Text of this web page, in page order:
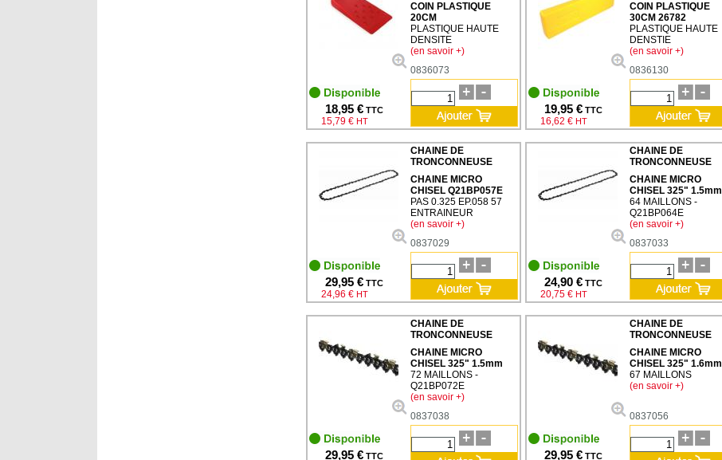
18,95 € TTC
15,79 € HT
COIN PLASTIQUE
20CM
PLASTIQUE HAUTE
DENSITE
(en savoir +)
0836073
19,95 € TTC
16,62 € HT
COIN PLASTIQUE
30CM 26782
PLASTIQUE HAUTE
DENSTIE
(en savoir +)
0836130
29,95 € TTC
24,96 € HT
CHAINE DE
TRONCONNEUSE
CHAINE MICRO
CHISEL Q21BP057E
PAS 0.325 EP.058 57
ENTRAINEUR
(en savoir +)
0837029
24,90 € TTC
20,75 € HT
CHAINE DE
TRONCONNEUSE
CHAINE MICRO
CHISEL 325" 1.5mm
64 MAILLONS -
Q21BP064E
(en savoir +)
0837033
29,95 € TTC
CHAINE DE
TRONCONNEUSE
CHAINE MICRO
CHISEL 325" 1.5mm
72 MAILLONS -
Q21BP072E
(en savoir +)
0837038
29,95 € TTC
CHAINE DE
TRONCONNEUSE
CHAINE MICRO
CHISEL 325" 1.6mm
67 MAILLONS
(en savoir +)
0837056